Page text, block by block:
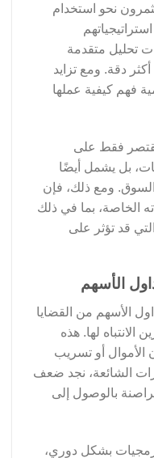
نحو استخدام
تحليل متقدمة
دقة. ومع تزايد
فهم كيفية عملها
يقتصر فقط على
بل يشمل أيضًا
السوق. ومع ذلك، فإن
الخاصة، بما في ذلك
التي قد تؤثر على
الأسهم
الأسهم من القضايا
لها. هذه
الأموال أو تسريب
الشائعة، نجد ضعف
بالوصول إلى
بشكل دوري،